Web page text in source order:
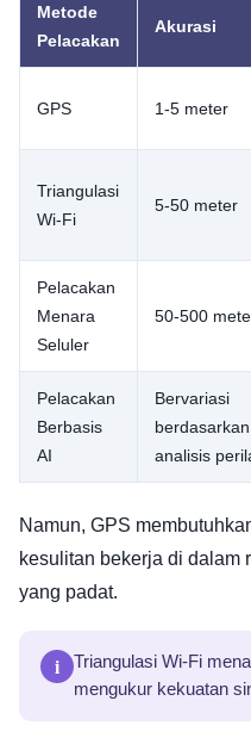
Metode
Pelacakan
Akurasi
GPS 1-5 meter
Triangulasi
Wi-Fi
5-50 meter
Pelacakan
Menara
Seluler
50-500
Pelacakan
Berbasis
AI
Bervariasi
berdasarkan
analisis
Namun, GPS
kesulitan bekerja di dalam
yang padat.
i
Triangulasi Wi-Fi
mengukur kekuatan